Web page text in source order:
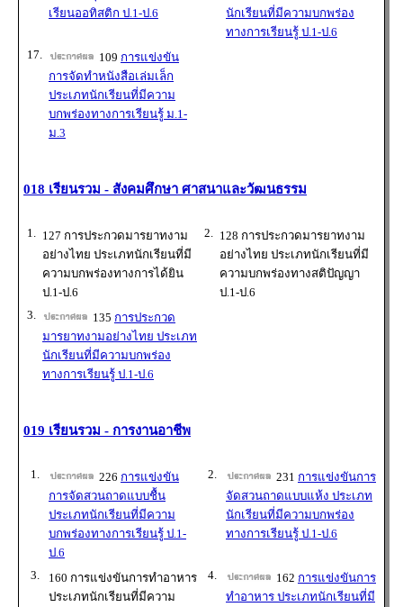
เรียนออทิสติก ป.1-ป.6
นักเรียนที่มีความบกพร่อง
ทางการเรียนรู้ ป.1-ป.6
17.
109 การแข่งขัน
การจัดทำหนังสือเล่มเล็ก
ประเภทนักเรียนที่มีความ
บกพร่องทางการเรียนรู้ ม.1-
ม.3
018 เรียนรวม - สังคมศึกษา ศาสนาและวัฒนธรรม
1.
127 การประกวดมารยาทงาม
อย่างไทย ประเภทนักเรียนที่มี
ความบกพร่องทางการได้ยิน
ป.1-ป.6
2.
128 การประกวดมารยาทงาม
อย่างไทย ประเภทนักเรียนที่มี
ความบกพร่องทางสติปัญญา
ป.1-ป.6
3.
135 การประกวด
มารยาทงามอย่างไทย ประเภท
นักเรียนที่มีความบกพร่อง
ทางการเรียนรู้ ป.1-ป.6
019 เรียนรวม - การงานอาชีพ
1. 226 การแข่งขัน
การจัดสวนถาดแบบชื้น
ประเภทนักเรียนที่มีความ
บกพร่องทางการเรียนรู้ ป.1-
ป.6
2. 231 การแข่งขันการ
จัดสวนถาดแบบแห้ง ประเภท
นักเรียนที่มีความบกพร่อง
ทางการเรียนรู้ ป.1-ป.6
3.
160 การแข่งขันการทำอาหาร
ประเภทนักเรียนที่มีความ
4. 162 การแข่งขันการ
ทำอาหาร ประเภทนักเรียนที่มี